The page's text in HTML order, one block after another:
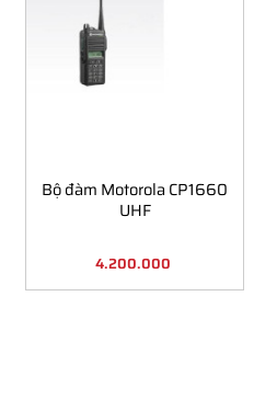
Bộ đàm Motorola CP1660
UHF
4.200.000